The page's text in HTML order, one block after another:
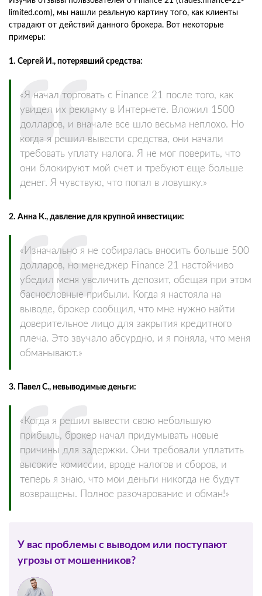
limited.com), мы нашли реальную картину того, как клиенты
страдают от действий данного брокера. Вот некоторые
примеры:
1. Сергей И., потерявший средства:
«Я начал торговать с Finance 21 после того, как
увидел их рекламу в Интернете. Вложил 1500
долларов, и вначале все шло весьма неплохо. Но
когда я решил вывести средства, они начали
требовать уплату налога. Я не мог поверить, что
они блокируют мой счет и требуют еще больше
денег. Я чувствую, что попал в ловушку.»
2. Анна К., давление для крупной инвестиции:
«Изначально я не собиралась вносить больше 500
долларов, но менеджер Finance 21 настойчиво
убедил меня увеличить депозит, обещая при этом
баснословные прибыли. Когда я настояла на
выводе, брокер сообщил, что мне нужно найти
доверительное лицо для закрытия кредитного
плеча. Это звучало абсурдно, и я поняла, что меня
обманывают.»
3. Павел С., невыводимые деньги:
«Когда я решил вывести свою небольшую
прибыль, брокер начал придумывать новые
причины для задержки. Они требовали уплатить
высокие комиссии, вроде налогов и сборов, и
теперь я знаю, что мои деньги никогда не будут
возвращены. Полное разочарование и обман!»
У вас проблемы с выводом или поступают
угрозы от мошенников?